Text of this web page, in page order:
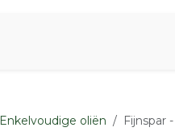
Enkelvoudige oliën Fijnspar